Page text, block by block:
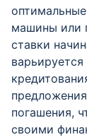
машины или
ставки
погашения,
своими